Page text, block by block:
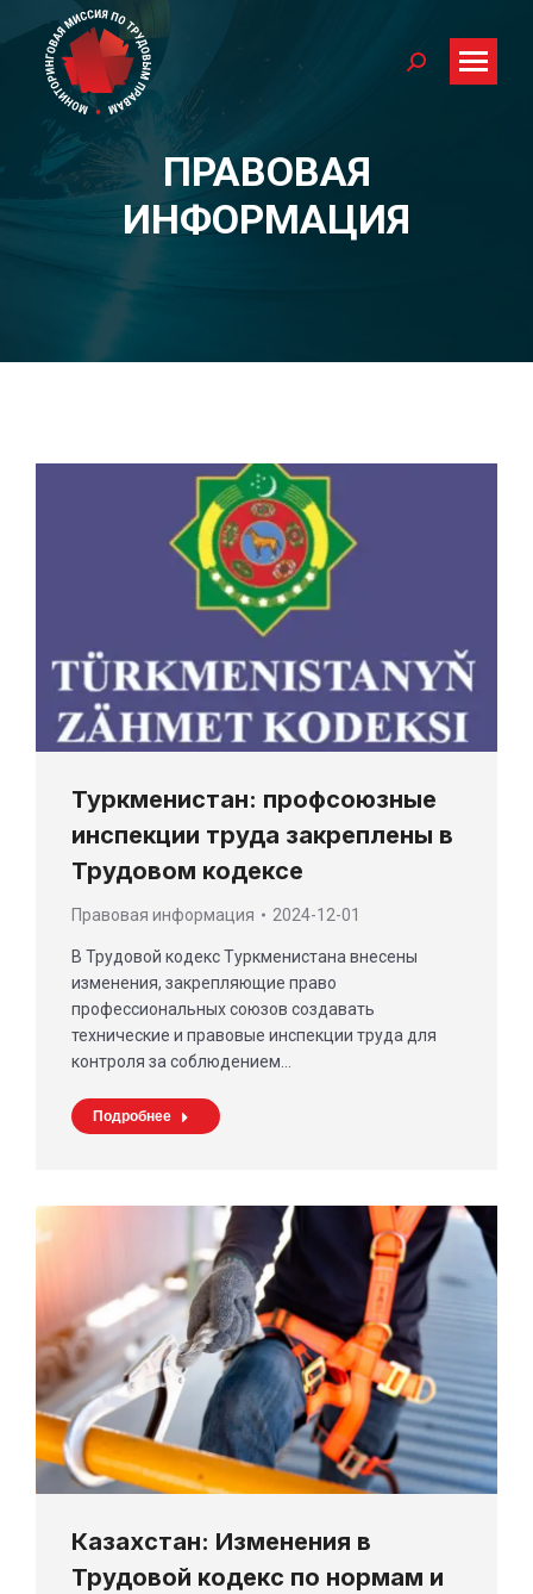
Search:
ПРАВОВАЯ
ИНФОРМАЦИЯ
Туркменистан: профсоюзные
инспекции труда закреплены в
Трудовом кодексе
Правовая информация 2024-12-01
В Трудовой кодекс Туркменистана внесены
изменения, закрепляющие право
профессиональных союзов создавать
технические и правовые инспекции труда для
контроля за соблюдением…
Подробнее
Казахстан: Изменения в
Трудовой кодекс по нормам и